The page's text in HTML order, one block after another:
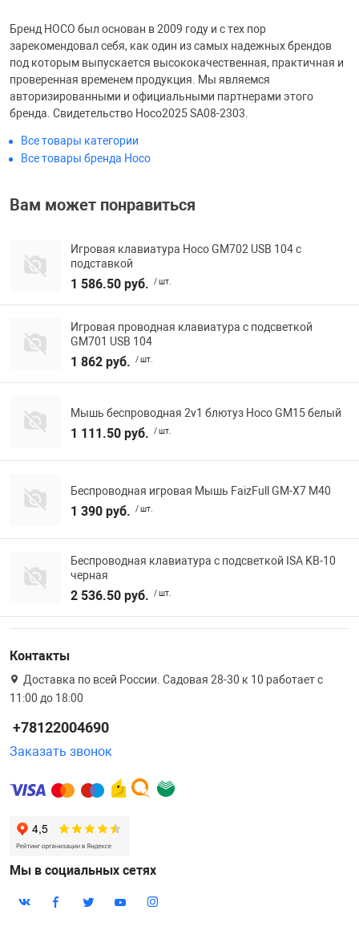
Бренд HOCO был основан в 2009 году и с тех пор
зарекомендовал себя, как один из самых надежных брендов
под которым выпускается высококачественная, практичная и
проверенная временем продукция. Мы являемся
авторизированными и официальными партнерами этого
бренда. Свидетельство Hoco2025 SA08-2303.
Все товары категории
Все товары бренда Hoco
Вам может понравиться
Игровая клавиатура Hoco GM702 USB 104 с
подставкой
1 586.50 руб. / шт.
Игровая проводная клавиатура с подсветкой
GM701 USB 104
1 862 руб. / шт.
Мышь беспроводная 2v1 блютуз Hoco GM15 белый
1 111.50 руб. / шт.
Беспроводная игровая Мышь FaizFull GM-X7 M40
1 390 руб. / шт.
Беспроводная клавиатура с подсветкой ISA KB-10
черная
2 536.50 руб. / шт.
Контакты
Доставка по всей России. Садовая 28-30 к 10 работает с
11:00 до 18:00
+78122004690
Заказать звонок
Мы в социальных сетях